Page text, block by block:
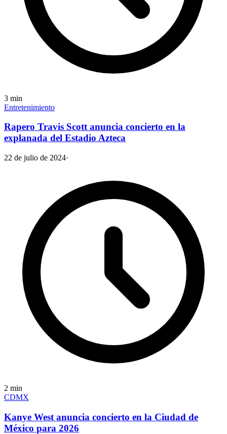
3 min
Entretenimiento
Rapero Travis Scott anuncia concierto en la
explanada del Estadio Azteca
22 de julio de 2024·
2 min
CDMX
Kanye West anuncia concierto en la Ciudad de
México para 2026